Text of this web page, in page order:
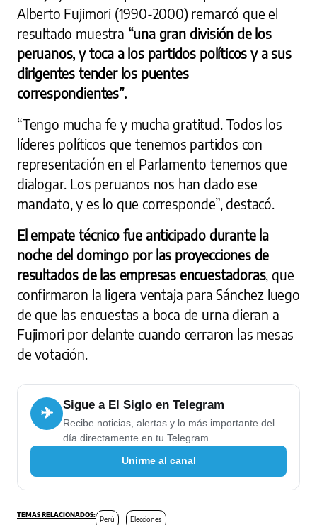
Alberto Fujimori (1990-2000) remarcó que el
resultado muestra “una gran división de los
peruanos, y toca a los partidos políticos y a sus
dirigentes tender los puentes
correspondientes”.
“Tengo mucha fe y mucha gratitud. Todos los
líderes políticos que tenemos partidos con
representación en el Parlamento tenemos que
dialogar. Los peruanos nos han dado ese
mandato, y es lo que corresponde”, destacó.
El empate técnico fue anticipado durante la
noche del domingo por las proyecciones de
resultados de las empresas encuestadoras, que
confirmaron la ligera ventaja para Sánchez luego
de que las encuestas a boca de urna dieran a
Fujimori por delante cuando cerraron las mesas
de votación.
✈ Sigue a El Siglo en Telegram
Recibe noticias, alertas y lo más importante del
día directamente en tu Telegram.
Unirme al canal
Perú Elecciones